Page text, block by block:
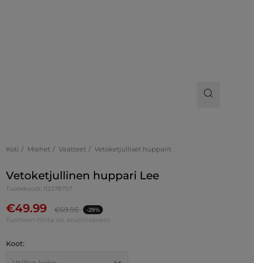
Koti Miehet Vaatteet Vetoketjulliset hupparit
Vetoketjullinen huppari Lee
Tuotekoodi: 112378757
€49.99 €69.95 -29%
Tuotteen hinta sis. arvonlisävero
Koot: